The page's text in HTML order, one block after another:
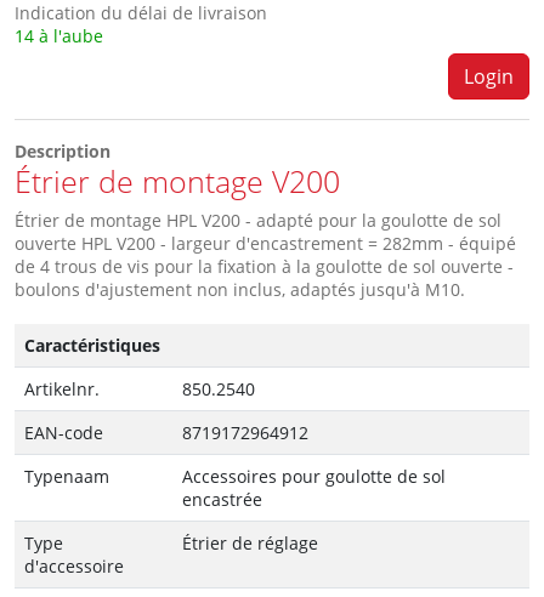
Indication du délai de livraison
14 à l'aube
Login
Description
Étrier de montage V200
Étrier de montage HPL V200 - adapté pour la goulotte de sol
ouverte HPL V200 - largeur d'encastrement = 282mm - équipé
de 4 trous de vis pour la fixation à la goulotte de sol ouverte -
boulons d'ajustement non inclus, adaptés jusqu'à M10.
Caractéristiques
Artikelnr.
850.2540
EAN-code
8719172964912
Typenaam
Accessoires pour goulotte de sol
encastrée
Type
d'accessoire
Étrier de réglage